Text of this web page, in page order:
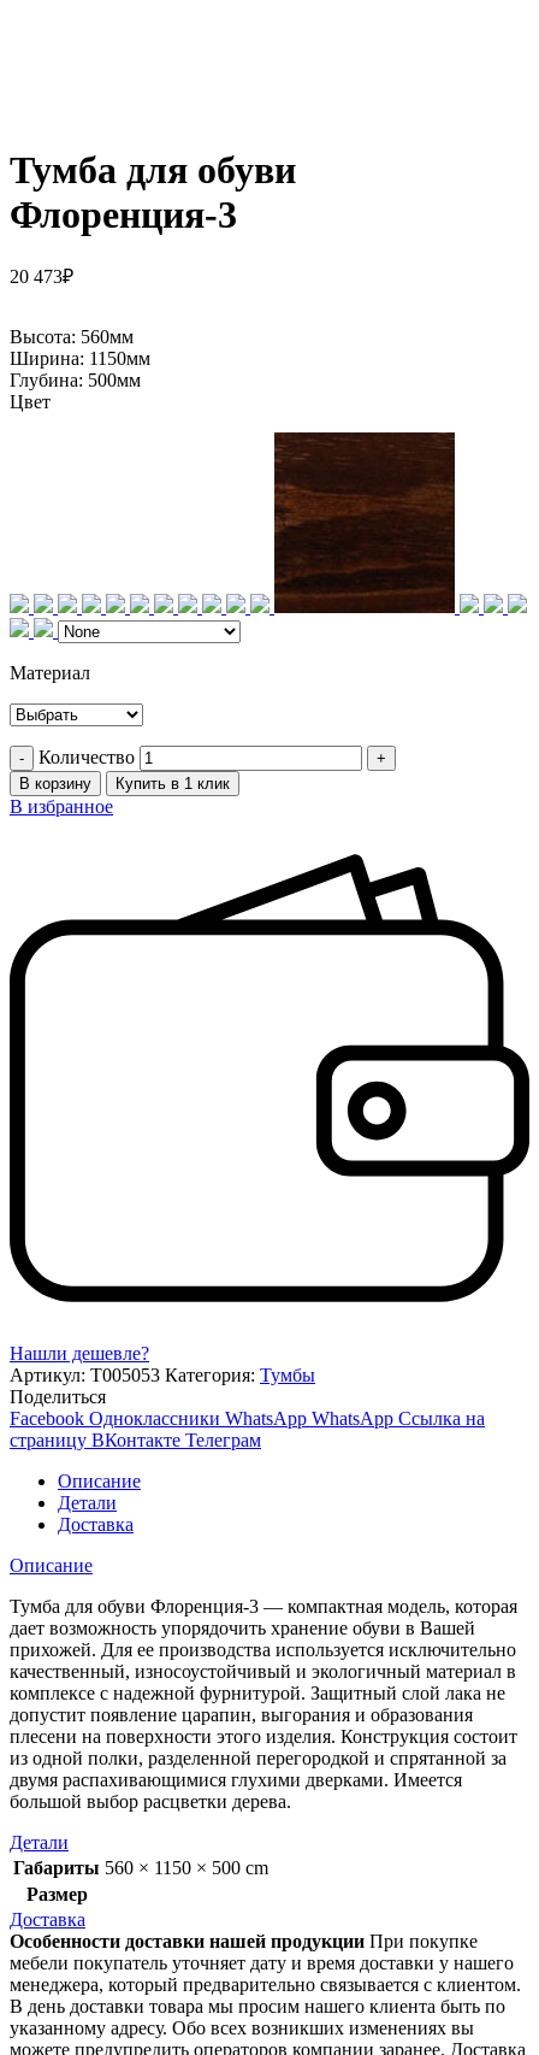
Тумба для обуви
Флоренция-3
20 473₽
Высота: 560мм
Ширина: 1150мм
Глубина: 500мм
Цвет
Материал
Количество
В корзину Купить в 1 клик
В избранное
Нашли дешевле?
Артикул: Т005053 Категория: Тумбы
Поделиться
Facebook Одноклассники WhatsApp WhatsApp Ссылка на
страницу ВКонтакте Телеграм
Описание
Детали
Доставка
Описание
Тумба для обуви Флоренция-3 — компактная модель, которая
дает возможность упорядочить хранение обуви в Вашей
прихожей. Для ее производства используется исключительно
качественный, износоустойчивый и экологичный материал в
комплексе с надежной фурнитурой. Защитный слой лака не
допустит появление царапин, выгорания и образования
плесени на поверхности этого изделия. Конструкция состоит
из одной полки, разделенной перегородкой и спрятанной за
двумя распахивающимися глухими дверками. Имеется
большой выбор расцветки дерева.
Детали
Габариты 560 × 1150 × 500 cm
Размер
Доставка
Особенности доставки нашей продукции При покупке
мебели покупатель уточняет дату и время доставки у нашего
менеджера, который предварительно связывается с клиентом.
В день доставки товара мы просим нашего клиента быть по
указанному адресу. Обо всех возникших изменениях вы
можете предупредить операторов компании заранее. Доставка